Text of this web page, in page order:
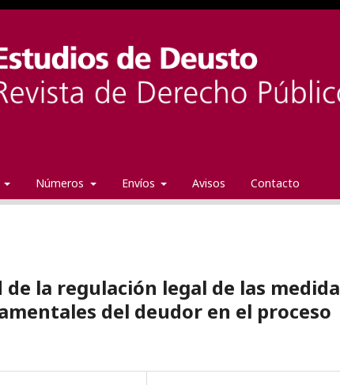
Números Envíos Avisos Contacto
la regulación legal de las
del deudor en el proceso